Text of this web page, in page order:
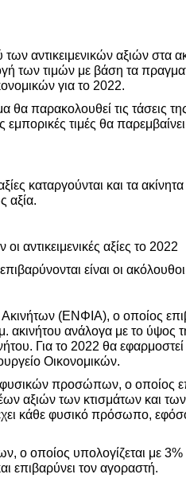
αντικειμενικών αξιών στα
των τιμών με βάση τα
για το 2022.
παρακολουθεί τις τάσεις
εμπορικές τιμές θα
καταργούνται και τα
αξία.
αντικειμενικές αξίες το 2022
είναι οι
(ΕΝΦΙΑ), ο οποίος
ακινήτου ανάλογα με το ύψος
Για το 2022 θα
Οικονομικών.
προσώπων, ο οποίος
αξιών των κτισμάτων και
κάθε φυσικό πρόσωπο,
ο οποίος υπολογίζεται με 3%
επιβαρύνει τον αγοραστή.